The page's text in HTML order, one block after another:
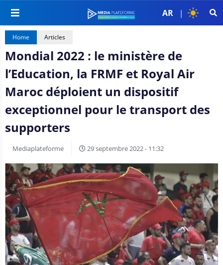
AR |
Home Articles
Mondial 2022 : le ministère de
l’Education, la FRMF et Royal Air
Maroc déploient un dispositif
exceptionnel pour le transport des
supporters
Mediaplateforme 29 septembre 2022 - 11:32